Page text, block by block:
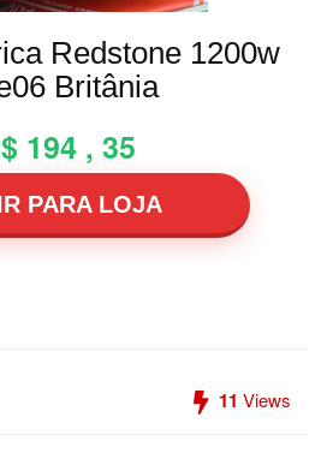
Redstone 1200w
Britânia
194 , 35
PARA LOJA
11 Views